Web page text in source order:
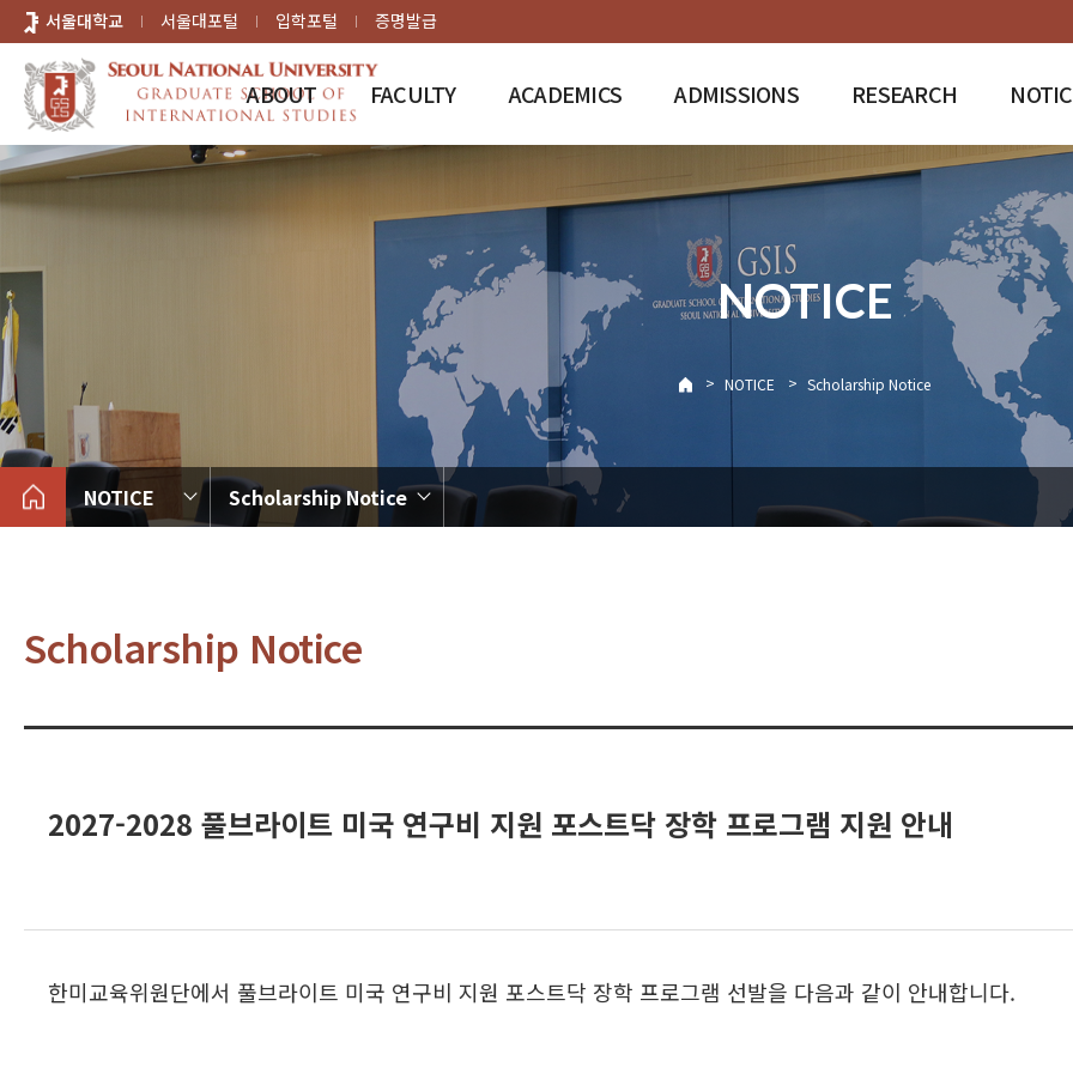
바로가기
메뉴
서울대학교 서울대포털 입학포털 증명발급
ABOUT FACULTY ACADEMICS ADMISSIONS RESEARCH
NOTICE
> NOTICE > Scholarship Notice
NOTICE Scholarship Notice
Scholarship Notice
2027-2028 풀브라이트 미국 연구비 지원 포스트닥 장학 프로그램 지원 안내
한미교육위원단에서 풀브라이트 미국 연구비 지원 포스트닥 장학 프로그램 선발을 다음과 같이 안내합니다.